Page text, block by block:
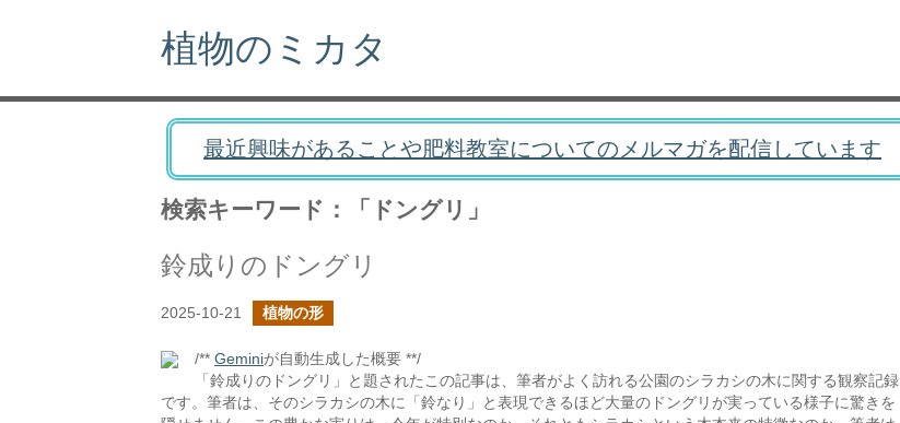
植物のミカタ
最近興味があることや肥料教室についてのメルマガを配信しています
検索キーワード：「ドングリ」
鈴成りのドングリ
2025-10-21 植物の形
/** Geminiが自動生成した概要 **/
「鈴成りのドングリ」と題されたこの記事は、筆者がよく訪れる公園のシラカシの木に関する観察記録
です。筆者は、そのシラカシの木に「鈴なり」と表現できるほど大量のドングリが実っている様子に驚きを